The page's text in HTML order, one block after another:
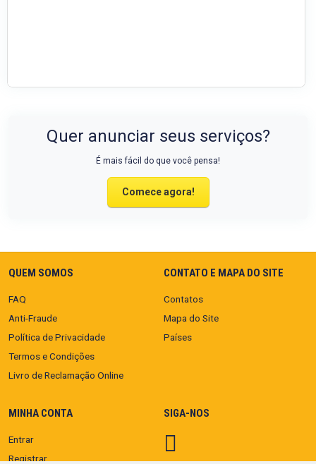
Quer anunciar seus serviços?
É mais fácil do que você pensa!
Comece agora!
QUEM SOMOS
FAQ
Anti-Fraude
Política de Privacidade
Termos e Condições
Livro de Reclamação Online
CONTATO E MAPA DO SITE
Contatos
Mapa do Site
Países
MINHA CONTA
Entrar
Registrar
SIGA-NOS